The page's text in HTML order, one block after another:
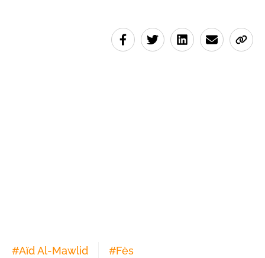
#Aïd Al-Mawlid #Fès